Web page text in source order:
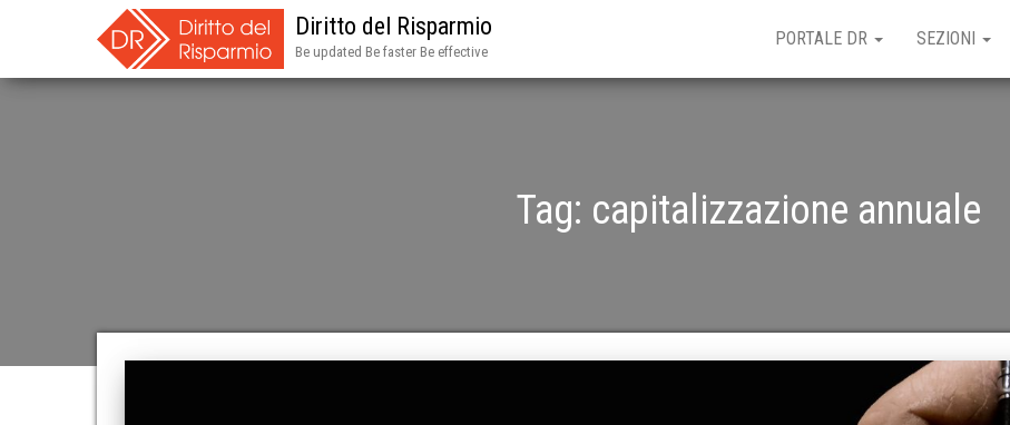
Diritto del Risparmio
Be updated Be faster Be effective
PORTALE DR SEZIONI
Tag: capitalizzazione annuale